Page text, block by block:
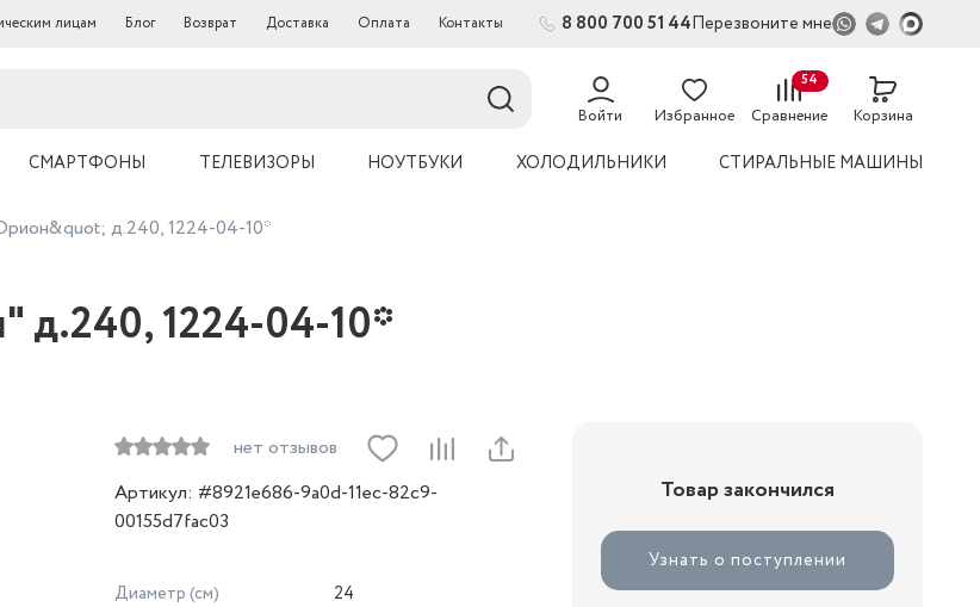
лицам Блог Возврат Доставка Оплата Контакты 8 800 700 51 44Перезвоните мне
Войти Избранное Сравнение
54
Корзина
СМАРТФОНЫ ТЕЛЕВИЗОРЫ НОУТБУКИ ХОЛОДИЛЬНИКИ СТИРАЛЬНЫЕ МАШИНЫ
д.240, 1224-04-10*
д.240, 1224-04-10*
нет отзывов
Артикул: #8921e686-9a0d-11ec-82c9-
00155d7fac03
Диаметр (см)
24
Товар закончился
Узнать о поступлении